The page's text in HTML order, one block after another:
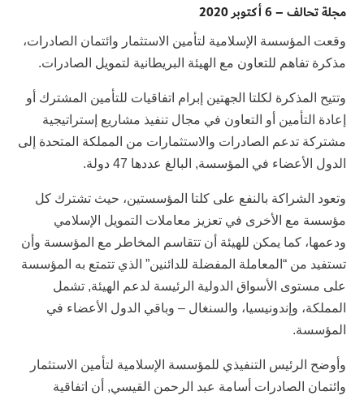
مجلة تحالف – 6 أكتوبر 2020
وقعت المؤﺳﺴﺔ ﺍﻹﺳﻼﻣﻴﺔ ﻟﺘﺄﻣﻴﻦ ﺍﻻﺳﺘﺜﻤﺎﺭ ﻭﺍﺋﺘﻤﺎﻥ ﺍﻟﺼﺎﺩﺭﺍﺕ،
مذكرة تفاهم للتعاون مع الهيئة البريطانية لتمويل الصادرات.
وتتيح المذكرة لكلتا الجهتين إبرام اتفاقيات للتأمين المشترك أو
إعادة التأمين أو التعاون في مجال تنفيذ مشاريع إستراتيجية
مشتركة تدعم الصادرات والاستثمارات من المملكة المتحدة إلى
الدول الأعضاء في ﺍﻟﻤﺆﺳﺴﺔ, البالغ عددها 47 دولة.
وتعود الشراكة بالنفع على كلتا المؤسستين، حيث تشترك كل
مؤسسة مع الأخرى في تعزيز معاملات التمويل الإسلامي
ودعمها، كما يمكن للهيئة أن تتقاسم المخاطر مع المؤسسة وأن
تستفيد من “المعاملة المفضلة للدائنين” الذي تتمتع به المؤسسة
على مستوى الأسواق الدولية الرئيسة لدعم الهيئة, تشمل
المملكة، وإندونيسيا، والسنغال – وباقي الدول الأعضاء في
المؤسسة.
وأوضح الرئيس التنفيذي للمؤﺳﺴﺔ ﺍﻹﺳﻼﻣﻴﺔ ﻟﺘﺄﻣﻴﻦ ﺍﻻﺳﺘﺜﻤﺎﺭ
ﻭﺍﺋﺘﻤﺎﻥ ﺍﻟﺼﺎﺩﺭﺍﺕ أسامة عبد الرحمن القيسي, أن اتفاقية